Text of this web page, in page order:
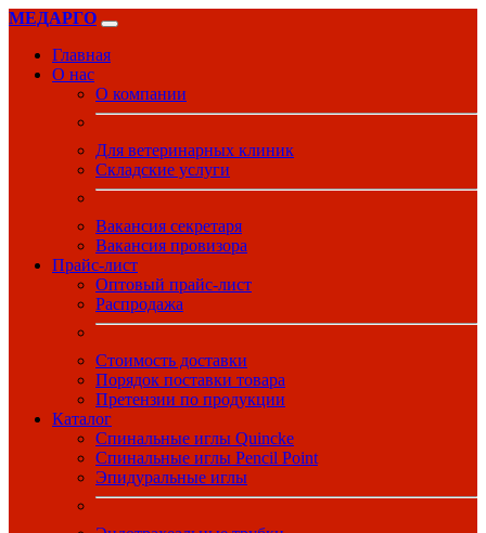
МЕДАРГО
Главная
О нас
О компании
Для ветеринарных клиник
Складские услуги
Вакансия секретаря
Вакансия провизора
Прайс-лист
Оптовый прайс-лист
Распродажа
Стоимость доставки
Порядок поставки товара
Претензии по продукции
Каталог
Спинальные иглы Quincke
Спинальные иглы Pencil Point
Эпидуральные иглы